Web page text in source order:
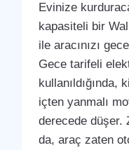
Evinize
kapasiteli bir
ile aracınızı
Gece tarifeli
içten yanmalı
derecede düşer.
da, araç zaten